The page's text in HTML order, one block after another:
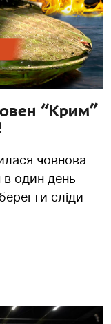
“Крим”
човнова
в один день
сліди